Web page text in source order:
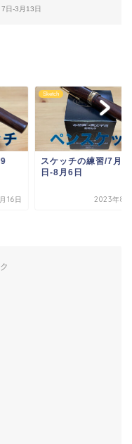
日-3月13日
31
月7日
Sketch
スケッチの練習/6月
日-6月18日
2023年6